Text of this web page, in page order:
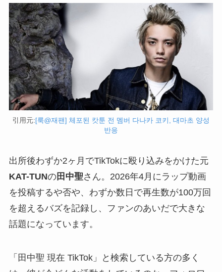
引用元:[룩@재팬] 체포된 캇툰 전 멤버 다나카 코키, 대마초 양성
반응
出所後わずか2ヶ月でTikTokに殴り込みをかけた元
KAT-TUNの田中聖さん。2026年4月にラップ動画
を投稿するや否や、わずか数日で再生数が100万回
を超えるバズを記録し、ファンのあいだで大きな
話題になっています。
「田中聖 現在 TikTok」と検索している方の多く